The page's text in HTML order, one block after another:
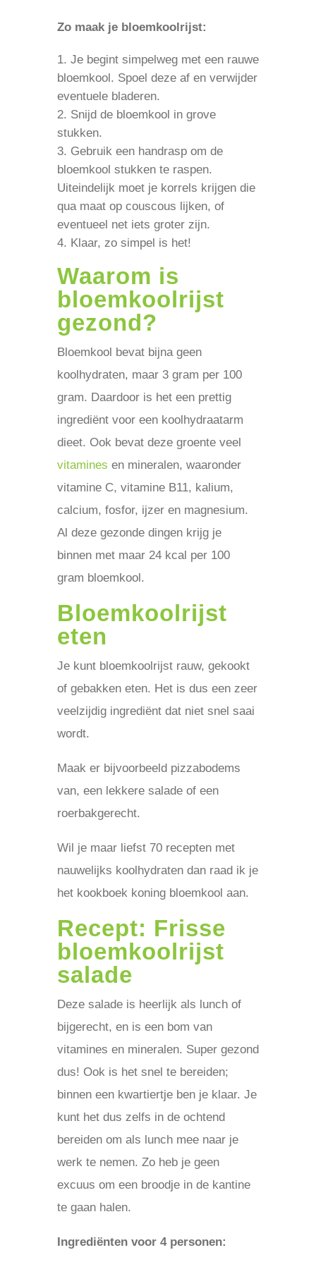
Zo maak je bloemkoolrijst:
Je begint simpelweg met een rauwe
bloemkool. Spoel deze af en verwijder
eventuele bladeren.
Snijd de bloemkool in grove
stukken.
Gebruik een handrasp om de
bloemkool stukken te raspen.
Uiteindelijk moet je korrels krijgen die
qua maat op couscous lijken, of
eventueel net iets groter zijn.
Klaar, zo simpel is het!
Waarom is
bloemkoolrijst
gezond?
Bloemkool bevat bijna geen
koolhydraten, maar 3 gram per 100
gram. Daardoor is het een prettig
ingrediënt voor een koolhydraatarm
dieet. Ook bevat deze groente veel
vitamines en mineralen, waaronder
vitamine C, vitamine B11, kalium,
calcium, fosfor, ijzer en magnesium.
Al deze gezonde dingen krijg je
binnen met maar 24 kcal per 100
gram bloemkool.
Bloemkoolrijst
eten
Je kunt bloemkoolrijst rauw, gekookt
of gebakken eten. Het is dus een zeer
veelzijdig ingrediënt dat niet snel saai
wordt.
Maak er bijvoorbeeld pizzabodems
van, een lekkere salade of een
roerbakgerecht.
Wil je maar liefst 70 recepten met
nauwelijks koolhydraten dan raad ik je
het kookboek koning bloemkool aan.
Recept: Frisse
bloemkoolrijst
salade
Deze salade is heerlijk als lunch of
bijgerecht, en is een bom van
vitamines en mineralen. Super gezond
dus! Ook is het snel te bereiden;
binnen een kwartiertje ben je klaar. Je
kunt het dus zelfs in de ochtend
bereiden om als lunch mee naar je
werk te nemen. Zo heb je geen
excuus om een broodje in de kantine
te gaan halen.
Ingrediënten voor 4 personen: